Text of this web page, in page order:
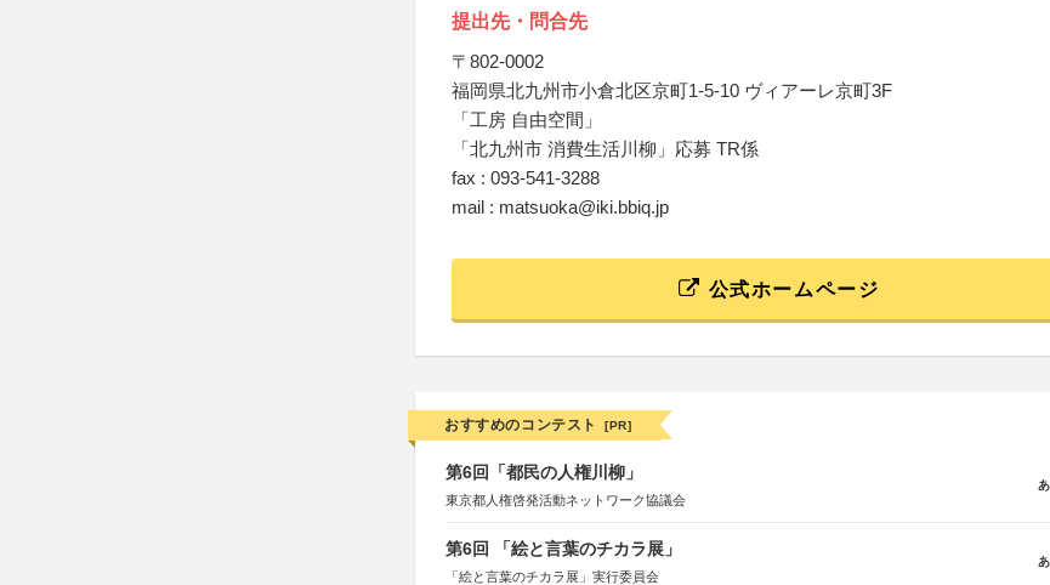
提出先・問合先
〒802-0002
福岡県北九州市小倉北区京町1-5-10 ヴィアーレ京町3F
「工房 自由空間」
「北九州市 消費生活川柳」応募 TR係
fax : 093-541-3288
mail : matsuoka@iki.bbiq.jp
公式ホームページ
おすすめのコンテスト [PR]
第6回「都民の人権川柳」
東京都人権啓発活動ネットワーク協議会
第6回 「絵と言葉のチカラ展」
「絵と言葉のチカラ展」実行委員会